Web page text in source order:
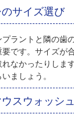
サイズ選び
ラントと隣の歯
です。サイズが
れなかったりしま
ましょう。
スウォッシ